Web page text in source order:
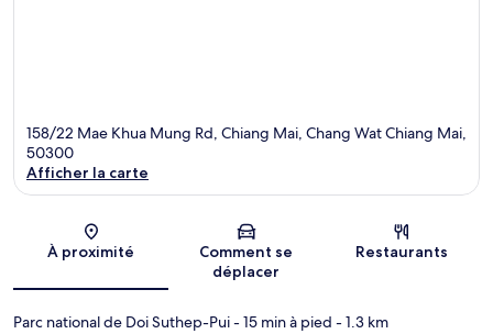
158/22 Mae Khua Mung Rd, Chiang Mai, Chang Wat Chiang Mai,
50300
Afficher la carte
À proximité
Comment se
déplacer
Restaurants
Parc national de Doi Suthep-Pui- 15 min à pied - 1.3 km